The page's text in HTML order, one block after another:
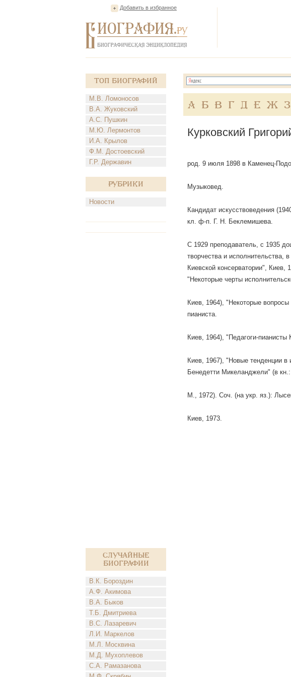
Добавить в избранное
Топ Биографий
М.В. Ломоносов
В.А. Жуковский
А.С. Пушкин
М.Ю. Лермонтов
И.А. Крылов
Ф.М. Достоевский
Г.Р. Державин
Рубрики
Новости
Случайные
биографии
В.К. Бороздин
А.Ф. Акимова
В.А. Быков
Т.Б. Дмитриева
В.С. Лазаревич
Л.И. Маркелов
М.Л. Москвина
М.Д. Мухоплевов
С.А. Рамазанова
А Б В Г Д Е Ж З
Курковский
род. 9 июля 1898 в Каменец-
Музыковед.
Кандидат искусствоведения
кл. ф-п. Г. Н. Беклемишева.
С 1929 преподаватель, с 1935
творчества и исполнительства,
Киевской консерватории",
"Некоторые черты
Киев, 1964), "Некоторые
пианиста.
Киев, 1964), "Педагоги-пианисты
Киев, 1967), "Новые тенденции
Бенедетти Микеланджели" (в
М., 1972). Соч. (на укр. яз.):
Киев, 1973.